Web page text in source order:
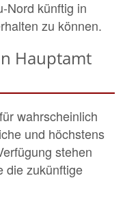
Nord künftig in
zu können.
Hauptamt
wahrscheinlich
und höchstens
stehen
die zukünftige